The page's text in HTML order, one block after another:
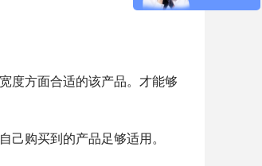
度方面合适的该产品。才能够
购买到的产品足够适用。